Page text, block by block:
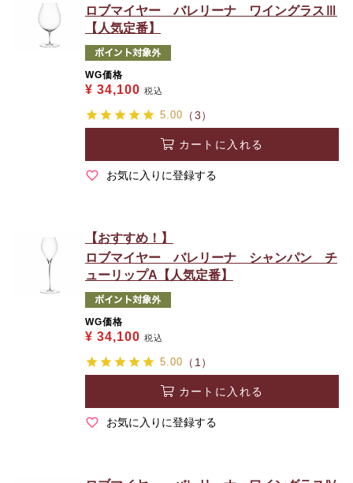
ロブマイヤー バレリーナ ワイングラスⅢ
【人気定番】
WG価格
¥ 34,100 税込
5.00 （3）
カートに入れる
お気に入りに登録する
【おすすめ！】
ロブマイヤー バレリーナ シャンパン チ
ューリップA【人気定番】
WG価格
¥ 34,100 税込
5.00 （1）
カートに入れる
お気に入りに登録する